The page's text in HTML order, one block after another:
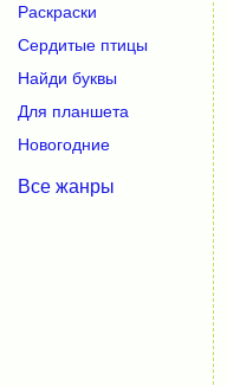
Раскраски
Сердитые птицы
Найди буквы
Для планшета
Новогодние
Все жанры